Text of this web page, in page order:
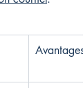
Avantages